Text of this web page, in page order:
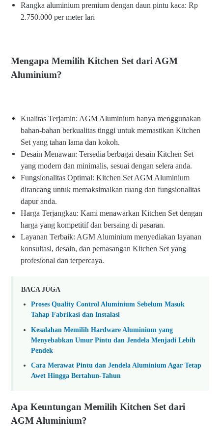
Rangka aluminium premium dengan daun pintu kaca: Rp
2.750.000 per meter lari
Mengapa Memilih Kitchen Set dari AGM
Aluminium?
Kualitas Terjamin: AGM Aluminium hanya menggunakan
bahan-bahan berkualitas tinggi untuk memastikan Kitchen
Set yang tahan lama dan kokoh.
Desain Menawan: Tersedia berbagai desain Kitchen Set
yang modern dan minimalis, sesuai dengan selera anda.
Fungsionalitas Optimal: Kitchen Set AGM Aluminium
dirancang untuk memaksimalkan ruang dan fungsionalitas
dapur anda.
Harga Terjangkau: Kami menawarkan Kitchen Set dengan
harga yang kompetitif dan bersaing di pasaran.
Layanan Terbaik: AGM Aluminium menyediakan layanan
konsultasi, desain, dan pemasangan Kitchen Set yang
profesional dan terpercaya.
BACA JUGA
Proses Quality Control Aluminium Sebelum Masuk
Tahap Fabrikasi dan Instalasi
Kesalahan Memilih Hardware Aluminium yang
Menyebabkan Umur Pintu dan Jendela Menjadi Lebih
Pendek
Cara Merawat Pintu dan Jendela Aluminium Agar Tetap
Awet Hingga Bertahun-Tahun
Apa Keuntungan Memilih Kitchen Set dari
AGM Aluminium?